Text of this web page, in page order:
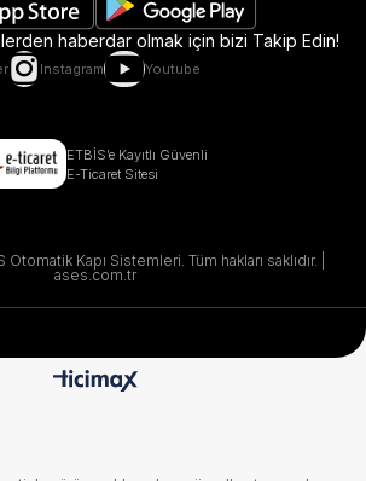
haberdar olmak için bizi Takip Edin!
Instagram Youtube
ETBİS’e Kayıtlı Güvenli
E-Ticaret Sitesi
Kapı Sistemleri. Tüm hakları saklıdır. |
ases.com.tr